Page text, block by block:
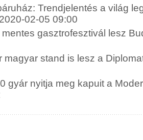
Trendjelentés a világ
02-05 09:00
gasztrofesztivál lesz
magyar stand is lesz a
gyár nyitja meg kapuit a